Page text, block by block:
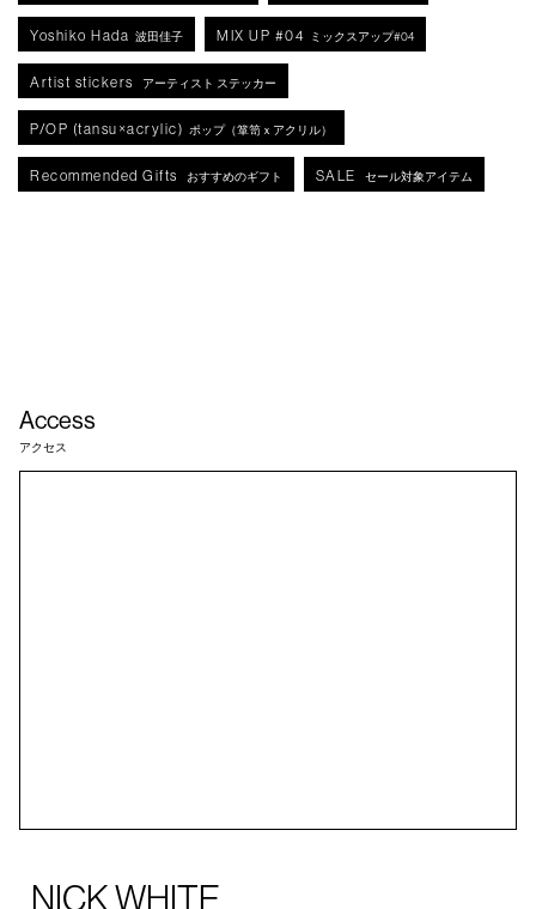
Yoshiko Hada 波田佳子 MIX UP #04 ミックスアップ#04
Artist stickers アーティスト ステッカー
P/OP (tansu×acrylic) ポップ（箪笥ｘアクリル）
Recommended Gifts おすすめのギフト SALE セール対象アイテム
Access
アクセス
NICK WHITE